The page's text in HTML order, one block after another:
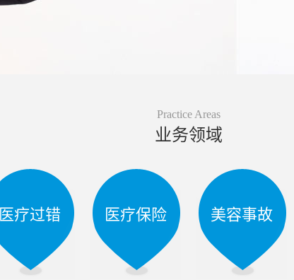
Practice Areas
业务领域
医疗过错 医疗保险 美容事故